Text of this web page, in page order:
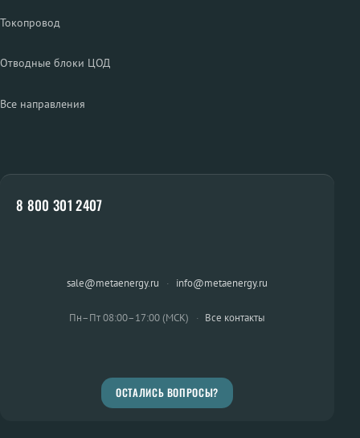
Токопровод
Отводные блоки ЦОД
Все направления
8 800 301 2407
sale@metaenergy.ru · info@metaenergy.ru
Пн–Пт 08:00–17:00 (МСК) · Все контакты
ОСТАЛИСЬ ВОПРОСЫ?